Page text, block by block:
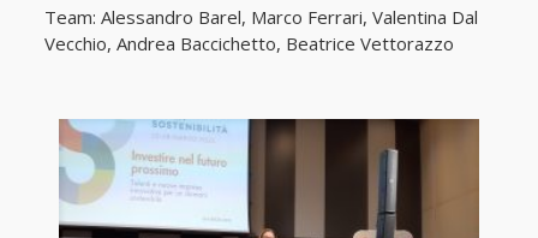
Team: Alessandro Barel, Marco Ferrari, Valentina Dal
Vecchio, Andrea Baccichetto, Beatrice Vettorazzo